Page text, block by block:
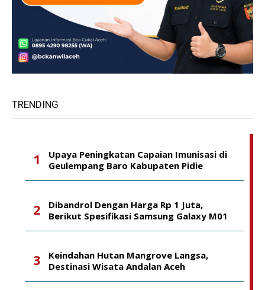
TRENDING
Upaya Peningkatan Capaian Imunisasi di
Geulempang Baro Kabupaten Pidie
Dibandrol Dengan Harga Rp 1 Juta,
Berikut Spesifikasi Samsung Galaxy M01
Keindahan Hutan Mangrove Langsa,
Destinasi Wisata Andalan Aceh